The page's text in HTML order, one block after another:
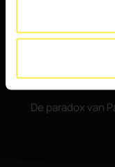
De paradox van